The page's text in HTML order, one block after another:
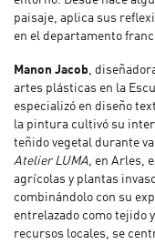
paisaje, aplica sus
en el departamento
Manon Jacob ,
artes plásticas en la
especializó en diseño
la pintura cultivó su
teñido vegetal durante
Atelier LUMA, en Arles,
agrícolas y plantas
combinándolo con su
entrelazado como tejido
recursos locales, se